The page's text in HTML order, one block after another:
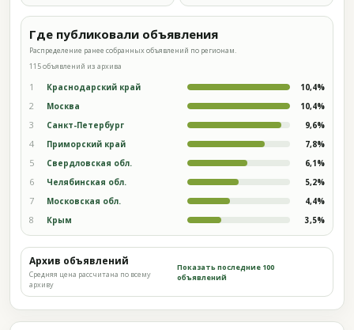
Где публиковали объявления
Распределение ранее собранных объявлений по регионам.
115 объявлений из архива
1 Краснодарский край 10,4%
2 Москва 10,4%
3 Санкт-Петербург 9,6%
4 Приморский край 7,8%
5 Свердловская обл. 6,1%
6 Челябинская обл. 5,2%
7 Московская обл. 4,4%
8 Крым 3,5%
Архив объявлений
Средняя цена рассчитана по всему
архиву
Показать последние 100
объявлений